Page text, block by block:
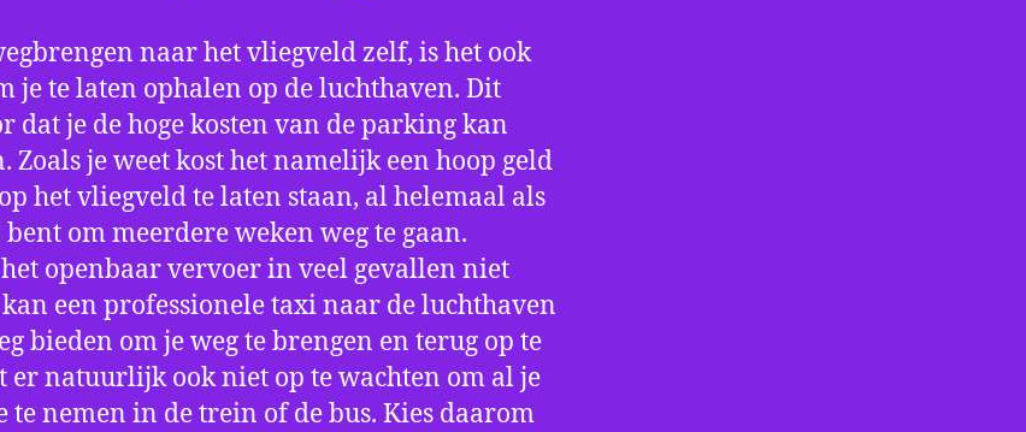
naar het vliegveld zelf, is het ook
je te laten ophalen op de luchthaven. Dit
dat je de hoge kosten van de parking kan
Zoals je weet kost het namelijk een hoop geld
het vliegveld te laten staan, al helemaal als
om meerdere weken weg te gaan.
openbaar vervoer in veel gevallen niet
een professionele taxi naar de luchthaven
bieden om je weg te brengen en terug op te
er natuurlijk ook niet op te wachten om al je
te nemen in de trein of de bus. Kies daarom